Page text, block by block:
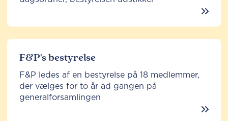
F&P's bestyrelse
F&P ledes af en bestyrelse på 18 medlemmer,
der vælges for to år ad gangen på
generalforsamlingen